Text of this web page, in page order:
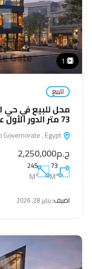
1
للبيع
محل للبيع في حي
73 متر الدور الأول علوي
ج.م2,250,000
73
M²
245
M²
اضيف:يناير 28, 2026